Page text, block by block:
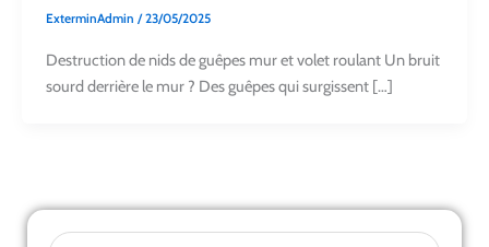
ExterminAdmin /23/05/2025
Destruction de nids de guêpes mur et volet roulant Un bruit
sourd derrière le mur ? Des guêpes qui surgissent […]